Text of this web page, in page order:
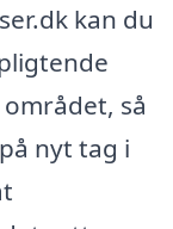
kan du
så
nyt tag i